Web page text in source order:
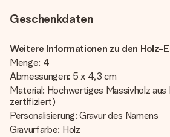
Geschenkdaten
Weitere Informationen zu den Holz-
Menge: 4
Abmessungen: 5 x 4,3 cm
Material: Hochwertiges Massivholz
zertifiziert)
Personalisierung: Gravur des Namens
Gravurfarbe: Holz